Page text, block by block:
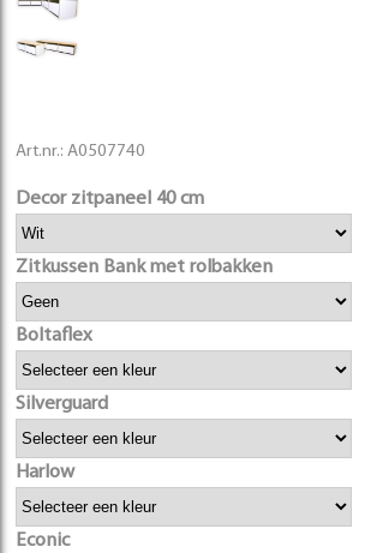
Art.nr.: A0507740
Decor zitpaneel 40 cm
Zitkussen Bank met rolbakken
Boltaflex
Silverguard
Harlow
Econic